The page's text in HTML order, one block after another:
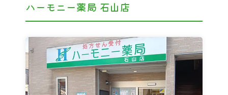
ハーモニー薬局 石山店